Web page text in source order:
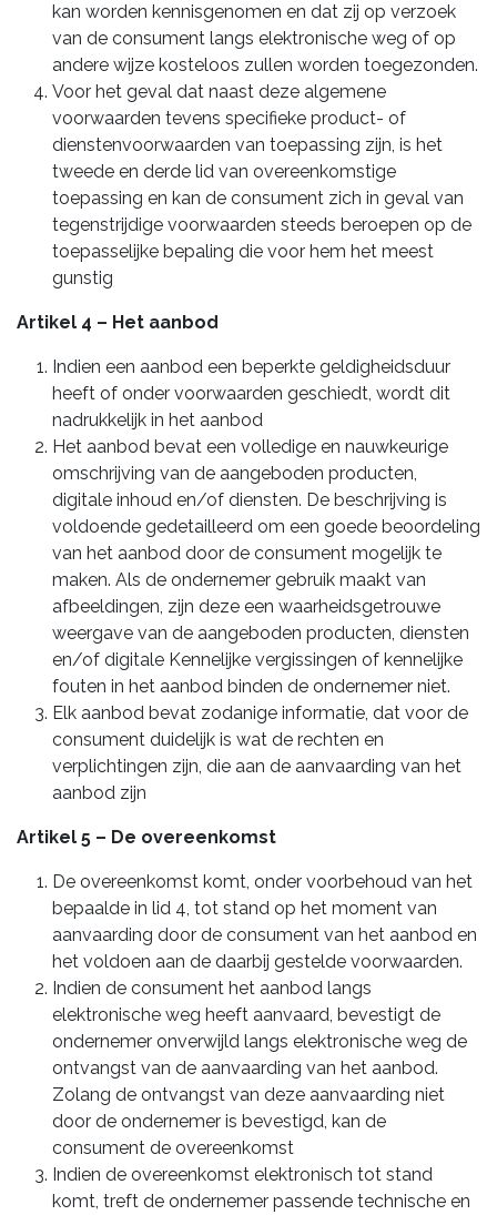
kan worden kennisgenomen en dat zij op verzoek
van de consument langs elektronische weg of op
andere wijze kosteloos zullen worden toegezonden.
Voor het geval dat naast deze algemene
voorwaarden tevens specifieke product- of
dienstenvoorwaarden van toepassing zijn, is het
tweede en derde lid van overeenkomstige
toepassing en kan de consument zich in geval van
tegenstrijdige voorwaarden steeds beroepen op de
toepasselijke bepaling die voor hem het meest
gunstig
Artikel 4 – Het aanbod
Indien een aanbod een beperkte geldigheidsduur
heeft of onder voorwaarden geschiedt, wordt dit
nadrukkelijk in het aanbod
Het aanbod bevat een volledige en nauwkeurige
omschrijving van de aangeboden producten,
digitale inhoud en/of diensten. De beschrijving is
voldoende gedetailleerd om een goede beoordeling
van het aanbod door de consument mogelijk te
maken. Als de ondernemer gebruik maakt van
afbeeldingen, zijn deze een waarheidsgetrouwe
weergave van de aangeboden producten, diensten
en/of digitale Kennelijke vergissingen of kennelijke
fouten in het aanbod binden de ondernemer niet.
Elk aanbod bevat zodanige informatie, dat voor de
consument duidelijk is wat de rechten en
verplichtingen zijn, die aan de aanvaarding van het
aanbod zijn
Artikel 5 – De overeenkomst
De overeenkomst komt, onder voorbehoud van het
bepaalde in lid 4, tot stand op het moment van
aanvaarding door de consument van het aanbod en
het voldoen aan de daarbij gestelde voorwaarden.
Indien de consument het aanbod langs
elektronische weg heeft aanvaard, bevestigt de
ondernemer onverwijld langs elektronische weg de
ontvangst van de aanvaarding van het aanbod.
Zolang de ontvangst van deze aanvaarding niet
door de ondernemer is bevestigd, kan de
consument de overeenkomst
Indien de overeenkomst elektronisch tot stand
komt, treft de ondernemer passende technische en